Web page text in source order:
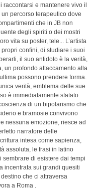
raccontarsi e mantenere vivo il
percorso terapeutico dove
che in JB non
degli spiriti o dei mostri
vita su poster, tele... L’artista
confini, di studiare i suoi
il suo antidoto è la verità,
un profondo attaccamento alla
possono prendere forma.
verità, emblema delle sue
è immediatamente sfatato
di un bipolarismo che
e bramosie convivono
nessuna emozione, riesce ad
narratore delle
intesa come sapienza,
assoluta, le frasi in latino
di esistere dai tempi
incentrata sui grandi quesiti
che ci attraversa
a Roma .